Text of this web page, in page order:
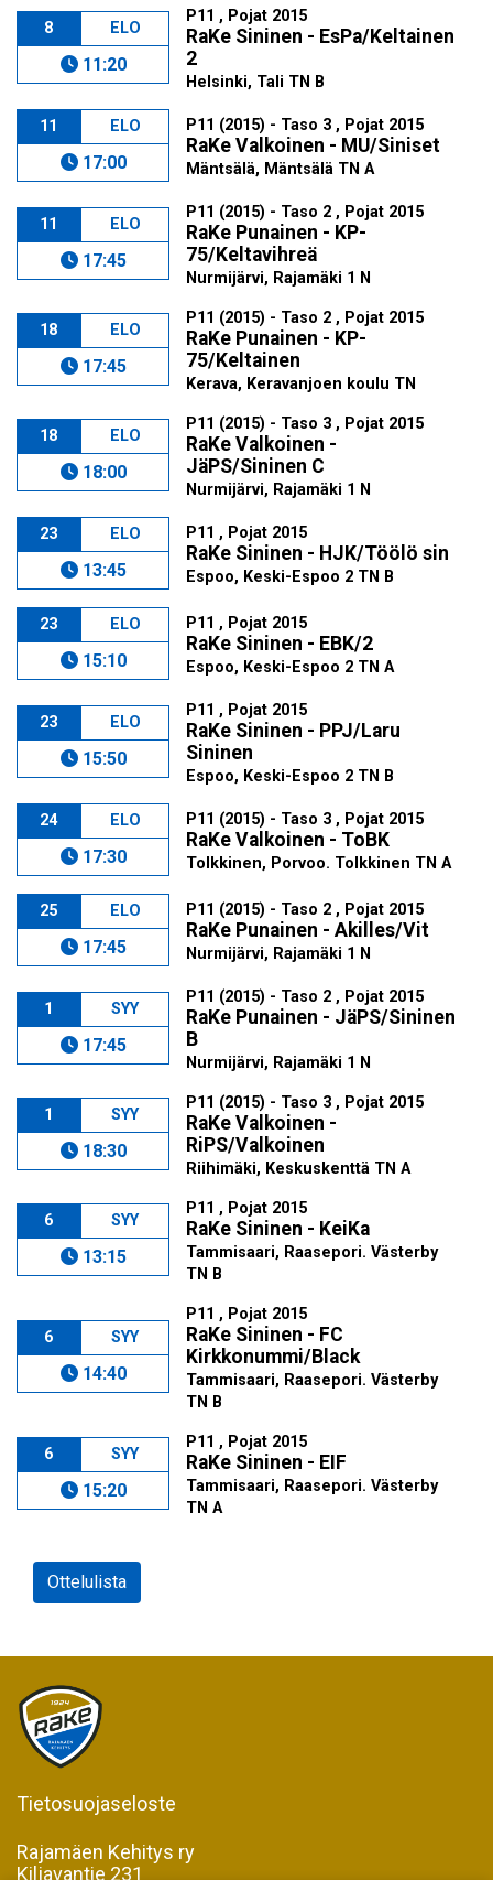
8 ELO
11:20
P11 , Pojat 2015
RaKe Sininen - EsPa/Keltainen
2
Helsinki, Tali TN B
11 ELO
17:00
P11 (2015) - Taso 3 , Pojat 2015
RaKe Valkoinen - MU/Siniset
Mäntsälä, Mäntsälä TN A
11 ELO
17:45
P11 (2015) - Taso 2 , Pojat 2015
RaKe Punainen - KP-
75/Keltavihreä
Nurmijärvi, Rajamäki 1 N
18 ELO
17:45
P11 (2015) - Taso 2 , Pojat 2015
RaKe Punainen - KP-
75/Keltainen
Kerava, Keravanjoen koulu TN
18 ELO
18:00
P11 (2015) - Taso 3 , Pojat 2015
RaKe Valkoinen -
JäPS/Sininen C
Nurmijärvi, Rajamäki 1 N
23 ELO
13:45
P11 , Pojat 2015
RaKe Sininen - HJK/Töölö sin
Espoo, Keski-Espoo 2 TN B
23 ELO
15:10
P11 , Pojat 2015
RaKe Sininen - EBK/2
Espoo, Keski-Espoo 2 TN A
23 ELO
15:50
P11 , Pojat 2015
RaKe Sininen - PPJ/Laru
Sininen
Espoo, Keski-Espoo 2 TN B
24 ELO
17:30
P11 (2015) - Taso 3 , Pojat 2015
RaKe Valkoinen - ToBK
Tolkkinen, Porvoo. Tolkkinen TN A
25 ELO
17:45
P11 (2015) - Taso 2 , Pojat 2015
RaKe Punainen - Akilles/Vit
Nurmijärvi, Rajamäki 1 N
1 SYY
17:45
P11 (2015) - Taso 2 , Pojat 2015
RaKe Punainen - JäPS/Sininen
B
Nurmijärvi, Rajamäki 1 N
1 SYY
18:30
P11 (2015) - Taso 3 , Pojat 2015
RaKe Valkoinen -
RiPS/Valkoinen
Riihimäki, Keskuskenttä TN A
6 SYY
13:15
P11 , Pojat 2015
RaKe Sininen - KeiKa
Tammisaari, Raasepori. Västerby
TN B
6 SYY
14:40
P11 , Pojat 2015
RaKe Sininen - FC
Kirkkonummi/Black
Tammisaari, Raasepori. Västerby
TN B
6 SYY
15:20
P11 , Pojat 2015
RaKe Sininen - EIF
Tammisaari, Raasepori. Västerby
TN A
Ottelulista
Tietosuojaseloste
Rajamäen Kehitys ry
Kiljavantie 231